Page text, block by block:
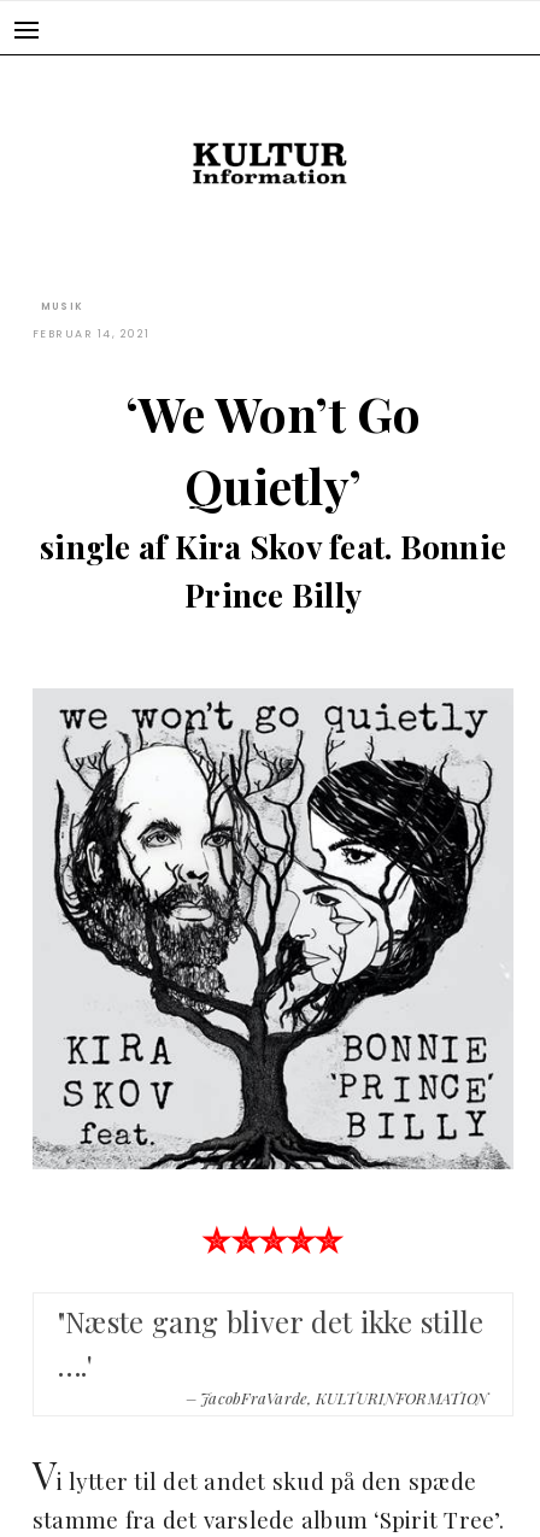
MUSIK
FEBRUAR 14, 2021
‘We Won’t Go
Quietly’
single af Kira Skov feat. Bonnie
Prince Billy
✮✮✮✮✮
"Næste gang bliver det ikke stille
….'
– JacobFraVarde, KULTURINFORMATION
Vi lytter til det andet skud på den spæde
stamme fra det varslede album ‘Spirit Tree’.